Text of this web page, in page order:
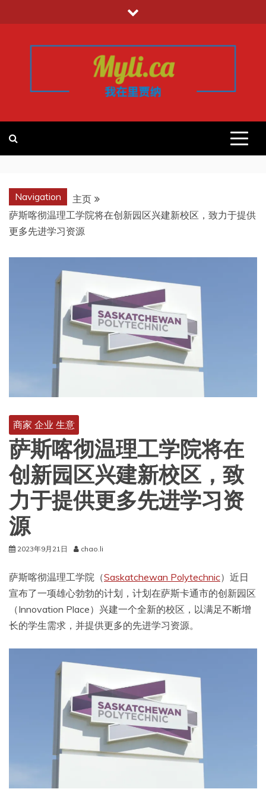
至
我的里贾纳
REGINA
Navigation
主页
萨斯喀彻温理工学院将在创新园区兴建新校区，致力于提供
更多先进学习资源
商家 企业 生意
萨斯喀彻温理工学院将在
创新园区兴建新校区，致
力于提供更多先进学习资
源
2023年9月21日 chao.li
萨斯喀彻温理工学院（Saskatchewan Polytechnic）近日
宣布了一项雄心勃勃的计划，计划在萨斯卡通市的创新园区
（Innovation Place）兴建一个全新的校区，以满足不断增
长的学生需求，并提供更多的先进学习资源。